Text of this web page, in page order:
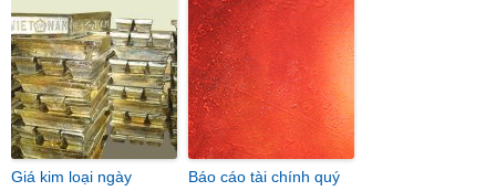
Giá kim loại ngày
Báo cáo tài chính quý